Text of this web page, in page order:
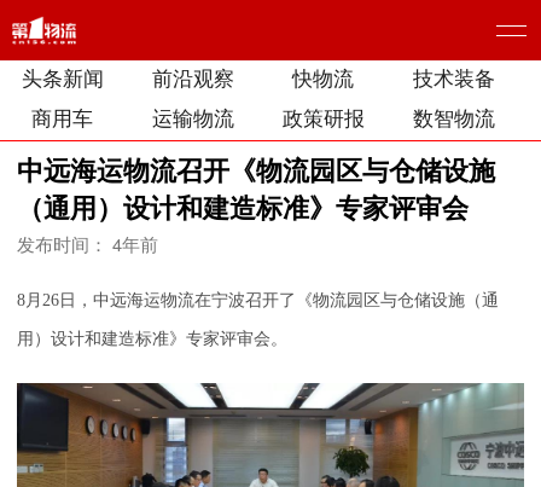
头条新闻 前沿观察 快物流
技术装备
商用车
运输物流 政策研报 数智物流
中远海运物流召开《物流园区与仓储设施
（通用）设计和建造标准》专家评审会
发布时间： 4年前
8月26日，中远海运物流在宁波召开了《物流园区与仓储设施（通
用）设计和建造标准》专家评审会。